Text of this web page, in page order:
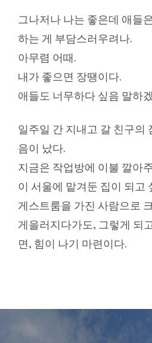
그나저나 나는 좋은데 애들
하는 게 부담스러우려나.
아무렴 어때.
내가 좋으면 장땡이다.
애들도 너무하다 싶음 말하
일주일 간 지내고 갈 친구의
음이 났다.
지금은 작업방에 이불 깔아
이 서울에 맡겨둔 집이 되고
게스트룸을 가진 사람으로
게을러지다가도, 그렇게 되
면, 힘이 나기 마련이다.